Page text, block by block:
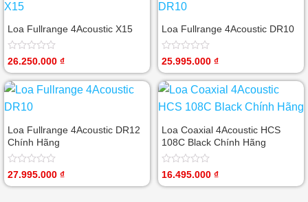
sao
Loa Fullrange 4Acoustic X15
Được
hạng
0
sao
26.250.000 ₫
Loa Fullrange 4Acoustic DR10
Được
hạng
0
sao
25.995.000 ₫
Loa Fullrange 4Acoustic DR12
Chính Hãng
Được
27.995.000 ₫
Loa Coaxial 4Acoustic HCS
108C Black Chính Hãng
Được
16.495.000 ₫